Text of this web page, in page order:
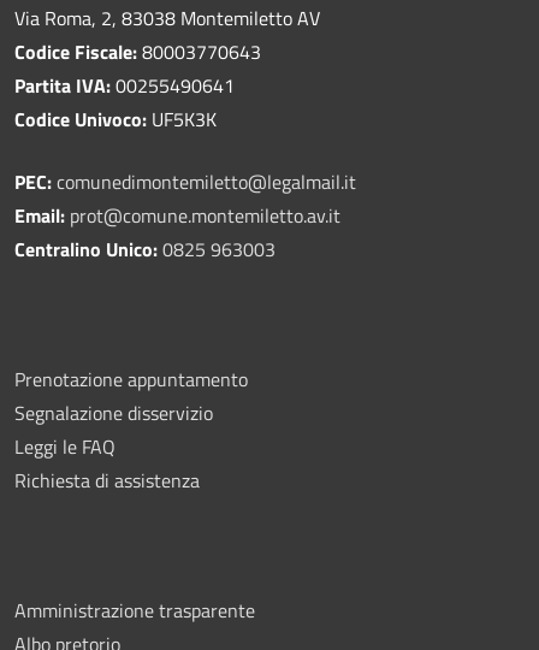
Via Roma, 2, 83038 Montemiletto AV
Codice Fiscale:80003770643
Partita IVA:00255490641
Codice Univoco: UF5K3K
PEC:comunedimontemiletto@legalmail.it
Email: prot@comune.montemiletto.av.it
Centralino Unico:0825 963003
Prenotazione appuntamento
Segnalazione disservizio
Leggi le FAQ
Richiesta di assistenza
Amministrazione trasparente
Albo pretorio